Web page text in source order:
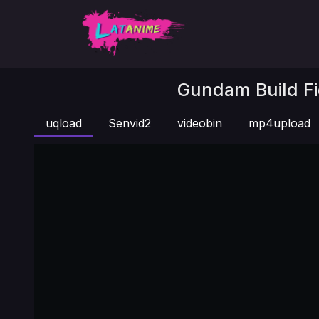
Gundam Build
uqload Senvid2 videobin mp4upload